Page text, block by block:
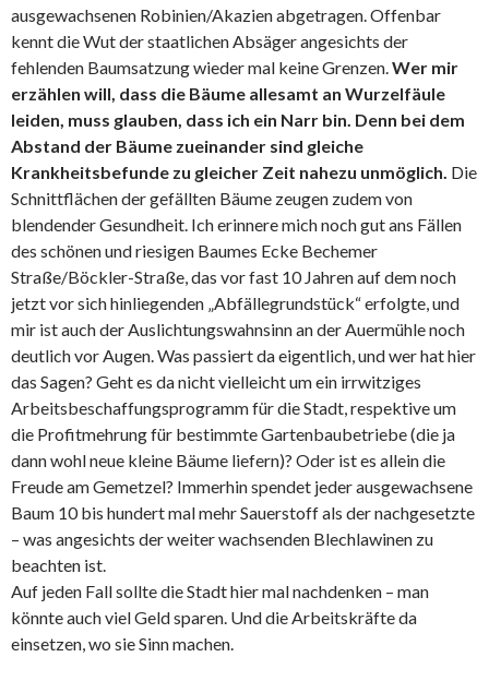
ausgewachsenen Robinien/Akazien abgetragen. Offenbar
kennt die Wut der staatlichen Absäger angesichts der
fehlenden Baumsatzung wieder mal keine Grenzen.Wer mir
erzählen will, dass die Bäume allesamt an Wurzelfäule
leiden, muss glauben, dass ich ein Narr bin. Denn bei dem
Abstand der Bäume zueinander sind gleiche
Krankheitsbefunde zu gleicher Zeit nahezu unmöglich. Die
Schnittflächen der gefällten Bäume zeugen zudem von
blendender Gesundheit. Ich erinnere mich noch gut ans Fällen
des schönen und riesigen Baumes Ecke Bechemer
Straße/Böckler-Straße, das vor fast 10 Jahren auf dem noch
jetzt vor sich hinliegenden „Abfällegrundstück“ erfolgte, und
mir ist auch der Auslichtungswahnsinn an der Auermühle noch
deutlich vor Augen. Was passiert da eigentlich, und wer hat hier
das Sagen? Geht es da nicht vielleicht um ein irrwitziges
Arbeitsbeschaffungsprogramm für die Stadt, respektive um
die Profitmehrung für bestimmte Gartenbaubetriebe (die ja
dann wohl neue kleine Bäume liefern)? Oder ist es allein die
Freude am Gemetzel? Immerhin spendet jeder ausgewachsene
Baum 10 bis hundert mal mehr Sauerstoff als der nachgesetzte
– was angesichts der weiter wachsenden Blechlawinen zu
beachten ist.
Auf jeden Fall sollte die Stadt hier mal nachdenken – man
könnte auch viel Geld sparen. Und die Arbeitskräfte da
einsetzen, wo sie Sinn machen.